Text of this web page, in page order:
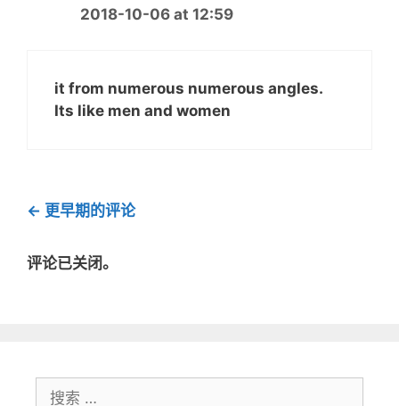
2018-10-06 at 12:59
it from numerous numerous angles.
Its like men and women
评
导
← 更早期的评论
评论已关闭。